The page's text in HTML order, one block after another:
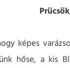
képes
hőse, a kis